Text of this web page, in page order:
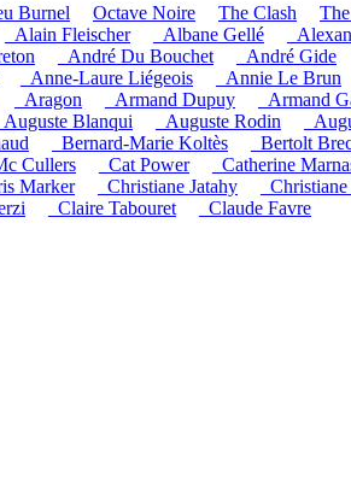
Burnel Octave Noire The Clash
_Alain Fleischer _Albane Gellé
_André Du Bouchet _André Gide
_Anne-Laure Liégeois _Annie Le Brun
_Aragon _Armand Dupuy _Armand
_Auguste Blanqui _Auguste Rodin
_Bernard-Marie Koltès _Bertolt
Cullers _Cat Power _Catherine
Marker _Christiane Jatahy
_Claire Tabouret
_Claude Favre